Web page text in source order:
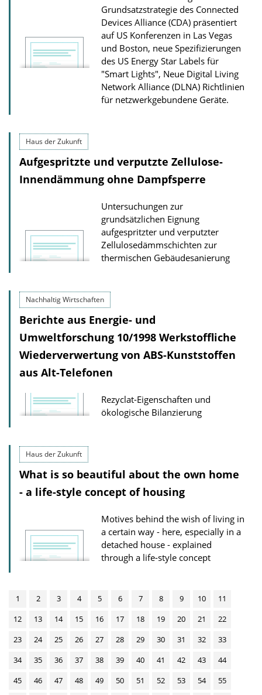
Grundsatzstrategie des Connected
Devices Alliance (CDA) präsentiert
auf US Konferenzen in Las Vegas
und Boston, neue Spezifizierungen
des US Energy Star Labels für
"Smart Lights", Neue Digital Living
Network Alliance (DLNA) Richtlinien
für netzwerkgebundene Geräte.
Haus der Zukunft
Aufgespritzte und verputzte Zellulose-
Innendämmung ohne Dampfsperre
Untersuchungen zur
grundsätzlichen Eignung
aufgespritzter und verputzter
Zellulosedämmschichten zur
thermischen Gebäudesanierung
Nachhaltig Wirtschaften
Berichte aus Energie- und
Umweltforschung 10/1998 Werkstoffliche
Wiederverwertung von ABS-Kunststoffen
aus Alt-Telefonen
Rezyclat-Eigenschaften und
ökologische Bilanzierung
Haus der Zukunft
What is so beautiful about the own home
- a life-style concept of housing
Motives behind the wish of living in
a certain way - here, especially in a
detached house - explained
through a life-style concept
1 2 3 4 5 6 7 8 9 10
11
12
13 14 15 16 17 18 19 20 21
22
23
24 25 26 27 28 29 30 31 32
33
34
35 36 37 38 39 40 41 42 43
44
45
46 47 48 49 50 51 52 53 54
55